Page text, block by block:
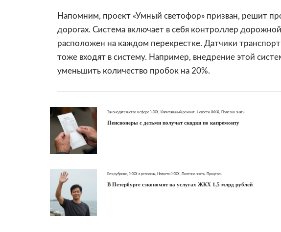
Напомним, проект «Умный светофор» призван, решит
дорогах. Система включает в себя контроллер
расположен на каждом перекрестке. Датчики
тоже входят в систему. Например, внедрение этой
уменьшить количество пробок на 20%.
Законодательство в сфере ЖКХ Капитальный ремонт Новости ЖКХ Полезно знать
Пенсионеры с детьми получат скидки по капремонту
Без рубрики ЖКХ в регионах Новости ЖКХ Полезно знать, Процессы
В Петербурге сэкономят на услугах ЖКХ 1,5 млрд рублей